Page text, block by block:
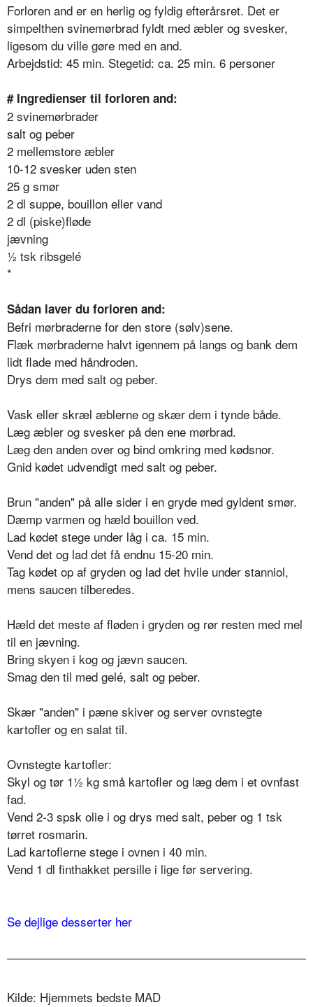
Forloren and er en herlig og fyldig efterårsret. Det er
simpelthen svinemørbrad fyldt med æbler og svesker,
ligesom du ville gøre med en and.
Arbejdstid: 45 min. Stegetid: ca. 25 min. 6 personer
# Ingredienser til forloren and:
2 svinemørbrader
salt og peber
2 mellemstore æbler
10-12 svesker uden sten
25 g smør
2 dl suppe, bouillon eller vand
2 dl (piske)fløde
jævning
½ tsk ribsgelé
*
Sådan laver du forloren and:
Befri mørbraderne for den store (sølv)sene.
Flæk mørbraderne halvt igennem på langs og bank dem
lidt flade med håndroden.
Drys dem med salt og peber.
Vask eller skræl æblerne og skær dem i tynde både.
Læg æbler og svesker på den ene mørbrad.
Læg den anden over og bind omkring med kødsnor.
Gnid kødet udvendigt med salt og peber.
Brun "anden" på alle sider i en gryde med gyldent smør.
Dæmp varmen og hæld bouillon ved.
Lad kødet stege under låg i ca. 15 min.
Vend det og lad det få endnu 15-20 min.
Tag kødet op af gryden og lad det hvile under stanniol,
mens saucen tilberedes.
Hæld det meste af fløden i gryden og rør resten med mel
til en jævning.
Bring skyen i kog og jævn saucen.
Smag den til med gelé, salt og peber.
Skær "anden" i pæne skiver og server ovnstegte
kartofler og en salat til.
Ovnstegte kartofler:
Skyl og tør 1½ kg små kartofler og læg dem i et ovnfast
fad.
Vend 2-3 spsk olie i og drys med salt, peber og 1 tsk
tørret rosmarin.
Lad kartoflerne stege i ovnen i 40 min.
Vend 1 dl finthakket persille i lige før servering.
Se dejlige desserter her
Kilde: Hjemmets bedste MAD